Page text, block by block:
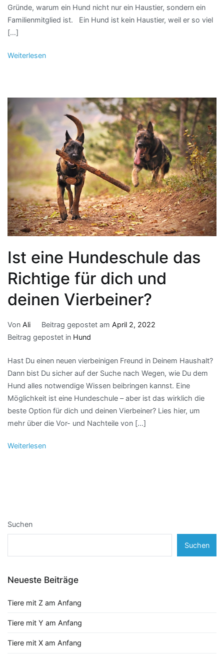
Gründe, warum ein Hund nicht nur ein Haustier, sondern ein
Familienmitglied ist. Ein Hund ist kein Haustier, weil er so viel
[…]
Weiterlesen
Ist eine Hundeschule das
Richtige für dich und
deinen Vierbeiner?
Von Ali Beitrag gepostet am April 2, 2022
Beitrag gepostet in Hund
Hast Du einen neuen vierbeinigen Freund in Deinem Haushalt?
Dann bist Du sicher auf der Suche nach Wegen, wie Du dem
Hund alles notwendige Wissen beibringen kannst. Eine
Möglichkeit ist eine Hundeschule – aber ist das wirklich die
beste Option für dich und deinen Vierbeiner? Lies hier, um
mehr über die Vor- und Nachteile von […]
Weiterlesen
Suchen
Suchen
Neueste Beiträge
Tiere mit Z am Anfang
Tiere mit Y am Anfang
Tiere mit X am Anfang